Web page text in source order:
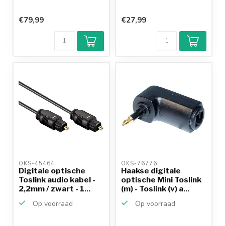
€79,99 €27,99
OKS-45464
Digitale optische
Toslink audio kabel -
2,2mm / zwart - 1...
Op voorraad
OKS-76776
Haakse digitale
optische Mini Toslink
(m) - Toslink (v) a...
Op voorraad